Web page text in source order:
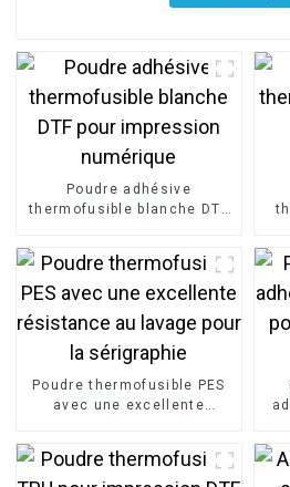
Poudre adhésive
thermofusible blanche DTF
Poudre thermofusible PES
avec une excellente